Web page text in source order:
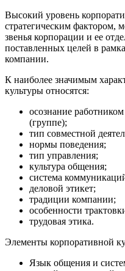
Высокий уровень
стратегическим фактором,
звенья корпорации и ее
поставленных целей в
компании.
К наиболее значимым
культуры относятся:
осознание
(группе);
тип совместной
нормы поведения;
тип управления;
культура общения;
система
деловой этикет;
традиции компании;
особенности
трудовая этика.
Элементы корпоративной
Язык общения и